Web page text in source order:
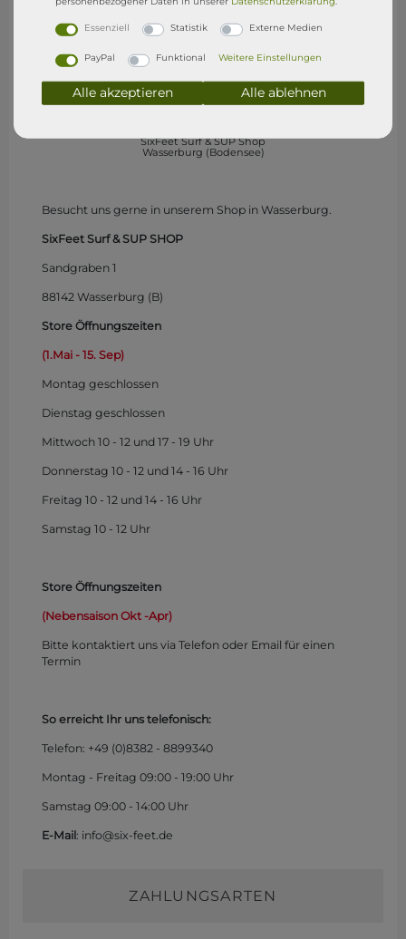
SixFeet Surf & SUP Shop
Wasserburg (Bodensee)
Besucht uns gerne in unserem Shop in Wasserburg.
SixFeet Surf & SUP SHOP
Sandgraben 1
88142 Wasserburg (B)
Store Öffnungszeiten
(1.Mai - 15. Sep)
Montag geschlossen
Dienstag geschlossen
Mittwoch 10 - 12 und 17 - 19 Uhr
Donnerstag 10 - 12 und 14 - 16 Uhr
Freitag 10 - 12 und 14 - 16 Uhr
Samstag 10 - 12 Uhr
Store Öffnungszeiten
(Nebensaison Okt -Apr)
Bitte kontaktiert uns via Telefon oder Email für einen
Termin
So erreicht Ihr uns telefonisch:
Telefon: +49 (0)8382 - 8899340
Montag - Freitag 09:00 - 19:00 Uhr
Samstag 09:00 - 14:00 Uhr
E-Mail : info@six-feet.de
ZAHLUNGSARTEN
Essenziell Statistik Externe Medien
PayPal Funktional Weitere Einstellungen
Alle akzeptieren Alle ablehnen